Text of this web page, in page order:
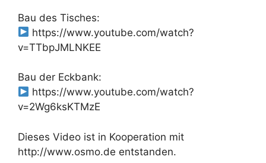
Bau des Tisches:
https://www.youtube.com/watch?
v=TTbpJMLNKEE
Bau der Eckbank:
https://www.youtube.com/watch?
v=2Wg6ksKTMzE
Dieses Video ist in Kooperation mit
http://www.osmo.de entstanden.